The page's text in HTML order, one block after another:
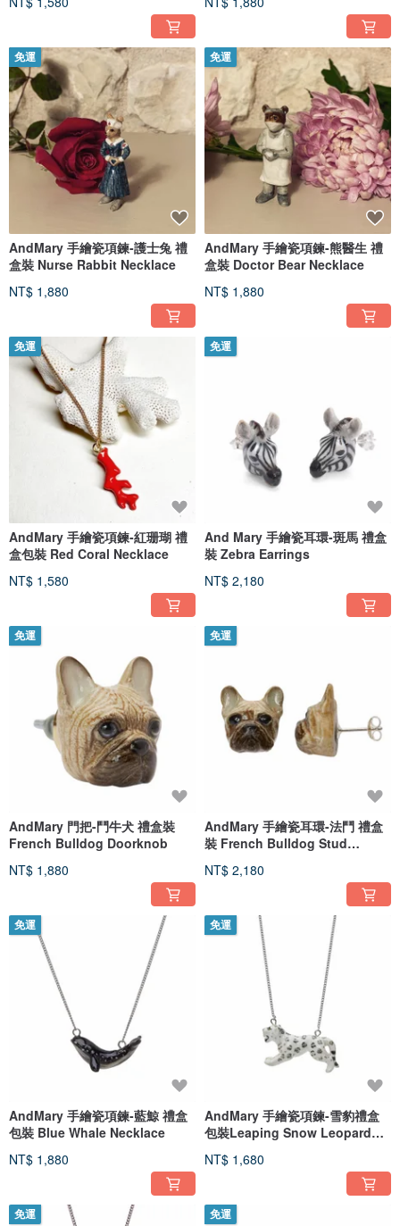
免運
AndMary 手繪瓷項鍊-護士兔 禮
盒裝 Nurse Rabbit Necklace
NT$ 1,880
免運
AndMary 手繪瓷項鍊-熊醫生 禮
盒裝 Doctor Bear Necklace
NT$ 1,880
免運
AndMary 手繪瓷項鍊-紅珊瑚 禮
盒包裝 Red Coral Necklace
NT$ 1,580
免運
And Mary 手繪瓷耳環-斑馬 禮盒
裝 Zebra Earrings
NT$ 2,180
免運
AndMary 門把-鬥牛犬 禮盒裝
French Bulldog Doorknob
NT$ 1,880
免運
AndMary 手繪瓷耳環-法鬥 禮盒
裝 French Bulldog Stud
NT$ 2,180
免運
AndMary 手繪瓷項鍊-藍鯨 禮盒
包裝 Blue Whale Necklace
NT$ 1,880
免運
AndMary 手繪瓷項鍊-雪豹禮盒
包裝Leaping Snow Leopard
NT$ 1,680
免運 免運